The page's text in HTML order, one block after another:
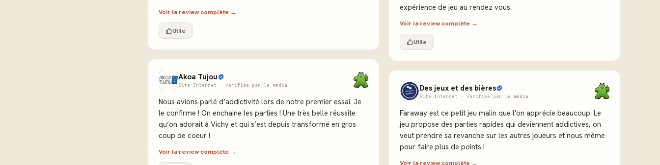
Voir la review complète →
Utile
Akoa Tujou
Site Internet · vérifiée par le média
Nous avions parlé d’addictivité lors de notre premier essai. Je
le confirme ! On enchaine les parties ! Une très belle réussite
qu’on adorait à Vichy et qui s’est depuis transformé en gros
coup de coeur !
Voir la review complète →
expérience de jeu au rendez vous.
Voir la review complète →
Utile
Des jeux et des bières
Site Internet · vérifiée par le média
Faraway est ce petit jeu malin que l'on apprécie beaucoup. Le
jeu propose des parties rapides qui deviennent addictives, on
veut prendre sa revanche sur les autres joueurs et nous même
pour faire plus de points !
Voir la review complète →